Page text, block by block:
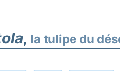
, la tulipe du